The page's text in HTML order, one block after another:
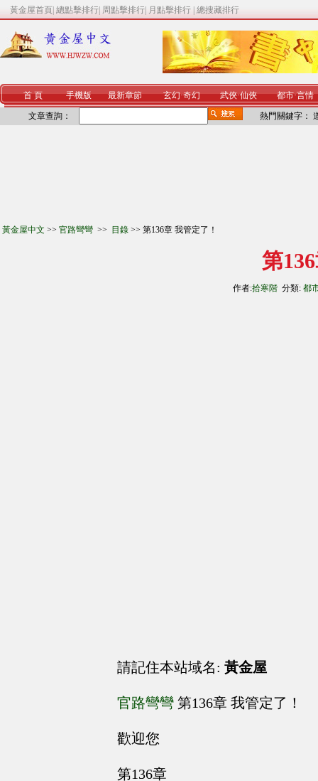
黃金屋首頁 總點擊排行 周點擊排行 月點擊排行 總搜藏排行
首 頁 手機版 最新章節 玄幻·奇幻 武俠·仙俠 都市·言情
文章查詢： 熱門關鍵字：
黃金屋中文 >> 官路彎彎 >> 目錄 >> 第136章 我管定了！
第
作者:拾寒階 分類: 都
請記住本站域名: 黃金屋
官路彎彎 第136章 我管定了！
歡迎您
第136章